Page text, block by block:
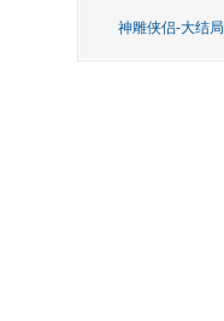
神雕侠侣-大结局